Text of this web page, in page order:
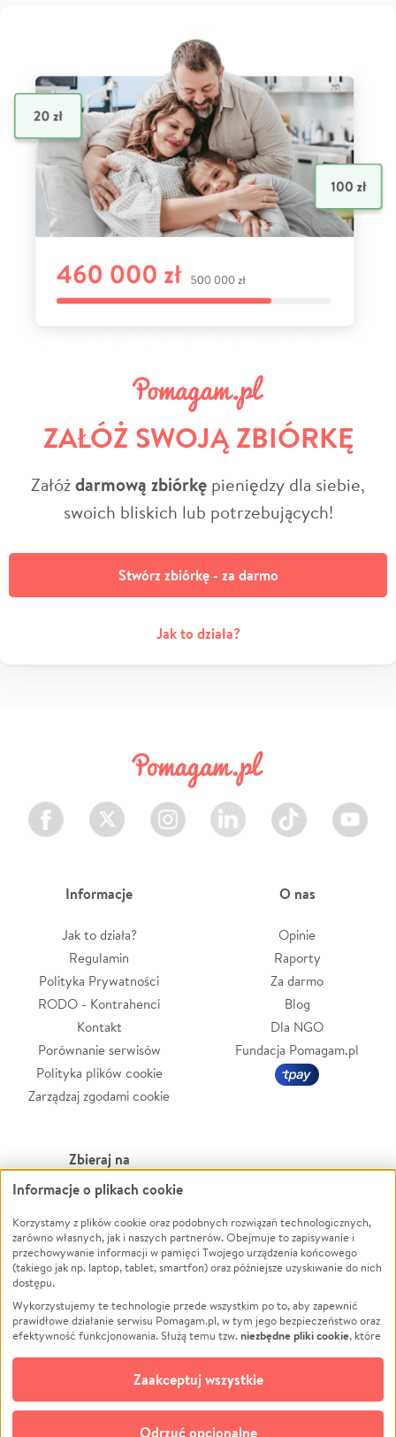
ZAŁÓŻ SWOJĄ ZBIÓRKĘ
Załóżdarmową zbiórkę pieniędzy dla siebie,
swoich bliskich lub potrzebujących!
Stwórz zbiórkę - za darmo
Jak to działa?
Facebook Twitter Instagram LinkedIn TikTok Youtube
Informacje
Jak to działa?
Regulamin
Polityka Prywatności
RODO - Kontrahenci
Kontakt
Porównanie serwisów
Polityka plików cookie
Zarządzaj zgodami cookie
O nas
Opinie
Raporty
Za darmo
Blog
Dla NGO
Fundacja Pomagam.pl
Zbieraj na
Leczenie
Zwierzęta
Pożar
Ukraina
Pomoc Finansowa
Projekty
Pogrzeb
Społeczność lokalna
Kultura
Powódź
Wichura
NGO
Edukacja
Podróż
Impreza
Ochrona środowiska
Biznes
Informacje o plikach cookie
Korzystamy z plików cookie oraz podobnych rozwiązań technologicznych,
zarówno własnych, jak i naszych partnerów. Obejmuje to zapisywanie i
przechowywanie informacji w pamięci Twojego urządzenia końcowego
(takiego jak np. laptop, tablet, smartfon) oraz późniejsze uzyskiwanie do nich
dostępu.
Wykorzystujemy te technologie przede wszystkim po to, aby zapewnić
prawidłowe działanie serwisu Pomagam.pl, w tym jego bezpieczeństwo oraz
efektywność funkcjonowania. Służą temu tzw.niezbędne pliki cookie, które
opcjonalnych plików cookie
technologii do celów analitycznych i retargetingowych. Możesz wyrazić
zgodę na ich stosowanie lub jej odmówić. W dowolnym momencie masz
możliwość zmiany swoich preferencji na stronie „Zarządzaj zgodami cookie”,
Odrzuć opcjonalne
Zaakceptuj wszystkie